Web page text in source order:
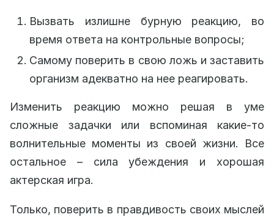
Вызвать излишне бурную реакцию, во
время ответа на контрольные вопросы;
Самому поверить в свою ложь и заставить
организм адекватно на нее реагировать.
Изменить реакцию можно решая в уме
сложные задачки или вспоминая какие-то
волнительные моменты из своей жизни. Все
остальное – сила убеждения и хорошая
актерская игра.
Только, поверить в правдивость своих мыслей